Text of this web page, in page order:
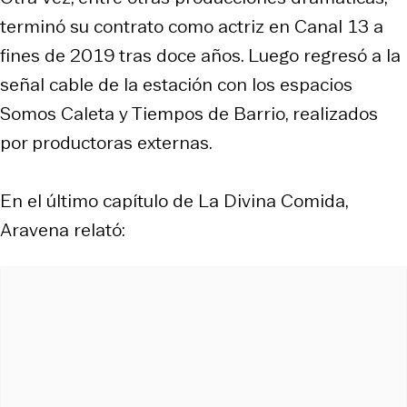
terminó su contrato como actriz en Canal 13 a
fines de 2019 tras doce años. Luego regresó a la
señal cable de la estación con los espacios
Somos Caleta y Tiempos de Barrio, realizados
por productoras externas.
En el último capítulo de La Divina Comida,
Aravena relató: